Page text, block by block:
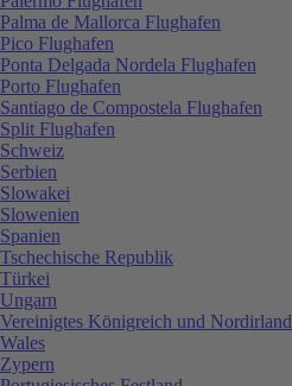
Palma de Mallorca Flughafen
Pico Flughafen
Ponta Delgada Nordela Flughafen
Porto Flughafen
Santiago de Compostela Flughafen
Split Flughafen
Schweiz
Serbien
Slowakei
Slowenien
Spanien
Tschechische Republik
Türkei
Ungarn
Vereinigtes Königreich und Nordirland
Wales
Zypern